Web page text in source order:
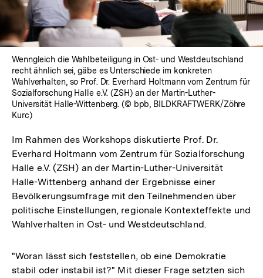
Wenngleich die Wahlbeteiligung in Ost- und Westdeutschland
recht ähnlich sei, gäbe es Unterschiede im konkreten
Wahlverhalten, so Prof. Dr. Everhard Holtmann vom Zentrum für
Sozialforschung Halle e.V. (ZSH) an der Martin-Luther-
Universität Halle-Wittenberg. (© bpb, BILDKRAFTWERK/Zöhre
Kurc)
Im Rahmen des Workshops diskutierte Prof. Dr.
Everhard Holtmann vom Zentrum für Sozialforschung
Halle e.V. (ZSH) an der Martin-Luther-Universität
Halle-Wittenberg anhand der Ergebnisse einer
Bevölkerungsumfrage mit den Teilnehmenden über
politische Einstellungen, regionale Kontexteffekte und
Wahlverhalten in Ost- und Westdeutschland.
"Woran lässt sich feststellen, ob eine Demokratie
stabil oder instabil ist?" Mit dieser Frage setzten sich